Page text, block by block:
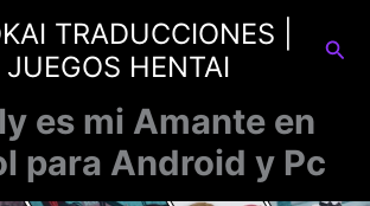
TRADUCCIONES |
JUEGOS HENTAI
es mi Amante en
para Android y Pc